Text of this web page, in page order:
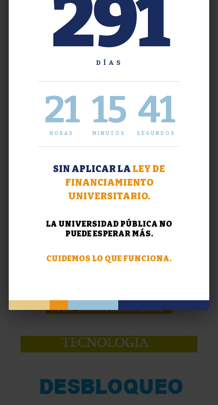
291
DÍAS
21
HORAS
15
MINUTOS
41
SEGUNDOS
SIN APLICAR LA LEY DE
FINANCIAMIENTO
UNIVERSITARIO.
LA UNIVERSIDAD PÚBLICA NO
PUEDE ESPERAR MÁS.
CUIDEMOS LO QUE FUNCIONA.